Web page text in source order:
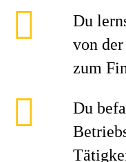
Du
von
zum
Du